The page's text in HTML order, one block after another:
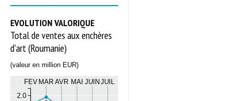
EVOLUTION VALORIQUE
Total de ventes aux enchères
d'art (Roumanie)
(valeur en million EUR)
FEV MAR AVR MAI JUIN JUIL
2.0